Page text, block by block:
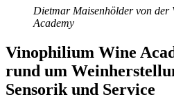
Dietmar Maisenhölder von der
Academy
Vinophilium Wine
rund um
Sensorik und Service